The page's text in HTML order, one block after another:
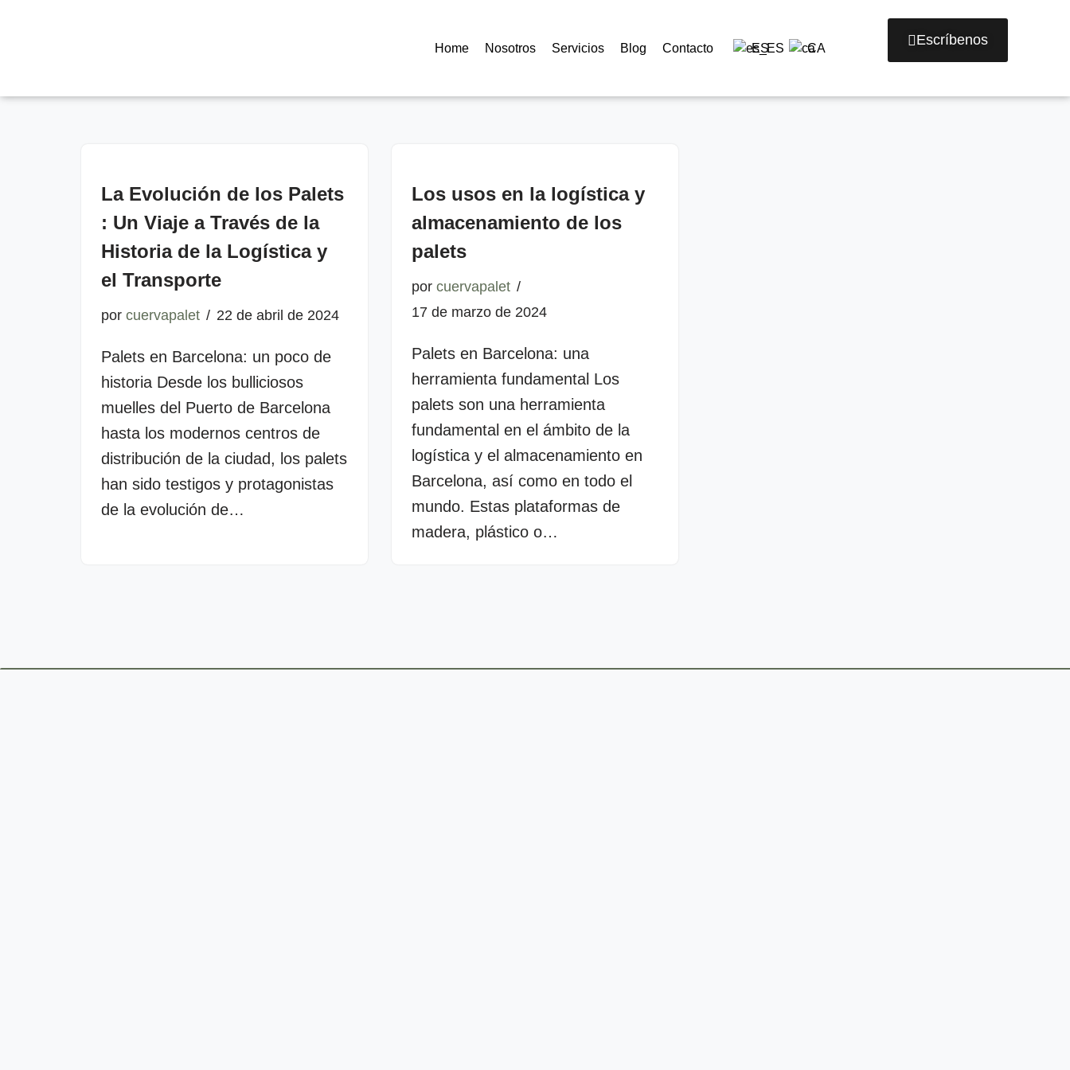
contenido
Home Nosotros Servicios Blog Contacto ES CA Escríbenos
La Evolución de los Palets
: Un Viaje a Través de la
Historia de la Logística y
el Transporte
por cuervapalet 22 de abril de 2024
Palets en Barcelona: un poco de
historia Desde los bulliciosos
muelles del Puerto de Barcelona
hasta los modernos centros de
distribución de la ciudad, los palets
han sido testigos y protagonistas
de la evolución de…
Los usos en la logística y
almacenamiento de los
palets
por cuervapalet
17 de marzo de 2024
Palets en Barcelona: una
herramienta fundamental Los
palets son una herramienta
fundamental en el ámbito de la
logística y el almacenamiento en
Barcelona, así como en todo el
mundo. Estas plataformas de
madera, plástico o…